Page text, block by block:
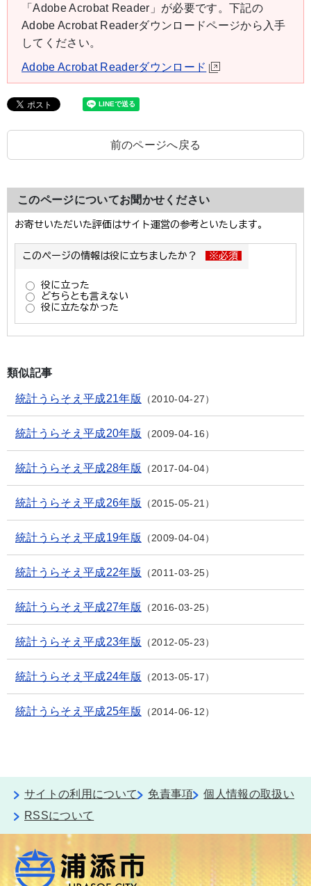
「Adobe Acrobat Reader」が必要です。下記の
Adobe Acrobat Readerダウンロードページから入手
してください。
Adobe Acrobat Readerダウンロード
前のページへ戻る
このページについてお聞かせください
類似記事
統計うらそえ平成21年版 2010-04-27
統計うらそえ平成20年版 2009-04-16
統計うらそえ平成28年版 2017-04-04
統計うらそえ平成26年版 2015-05-21
統計うらそえ平成19年版 2009-04-04
統計うらそえ平成22年版 2011-03-25
統計うらそえ平成27年版 2016-03-25
統計うらそえ平成23年版 2012-05-23
統計うらそえ平成24年版 2013-05-17
統計うらそえ平成25年版 2014-06-12
サイトの利用について 免責事項
個人情報の取扱い
RSSについて